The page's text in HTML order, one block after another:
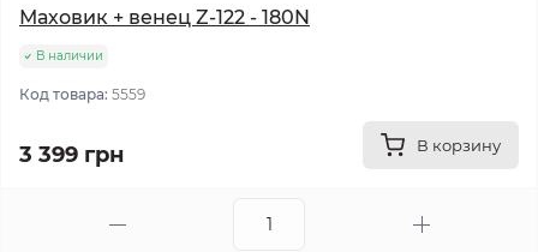
Маховик + венец Z-122 - 180N
В наличии
Код товара: 5559
3 399 грн В корзину